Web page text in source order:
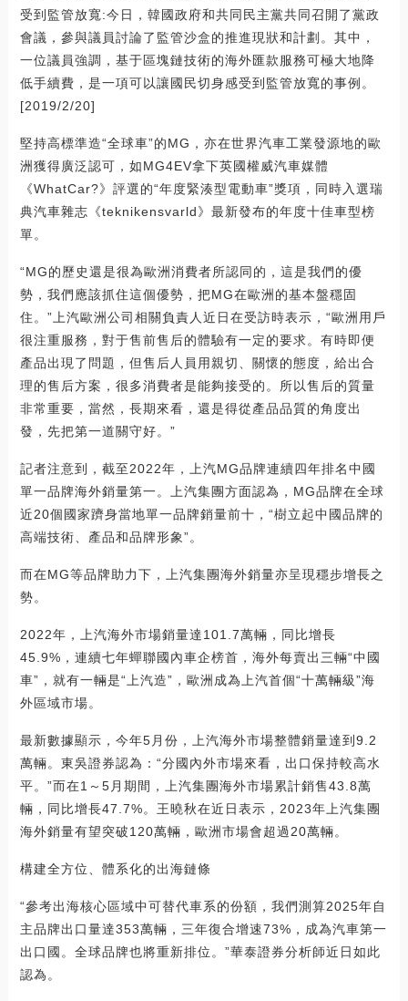
受到監管放寬:今日，韓國政府和共同民主黨共同召開了黨政
會議，參與議員討論了監管沙盒的推進現狀和計劃。其中，
一位議員強調，基于區塊鏈技術的海外匯款服務可極大地降
低手續費，是一項可以讓國民切身感受到監管放寬的事例。
[2019/2/20]
堅持高標準造“全球車”的MG，亦在世界汽車工業發源地的歐
洲獲得廣泛認可，如MG4EV拿下英國權威汽車媒體
《WhatCar?》評選的“年度緊湊型電動車”獎項，同時入選瑞
典汽車雜志《teknikensvarld》最新發布的年度十佳車型榜
單。
“MG的歷史還是很為歐洲消費者所認同的，這是我們的優
勢，我們應該抓住這個優勢，把MG在歐洲的基本盤穩固
住。”上汽歐洲公司相關負責人近日在受訪時表示，“歐洲用戶
很注重服務，對于售前售后的體驗有一定的要求。有時即便
產品出現了問題，但售后人員用親切、關懷的態度，給出合
理的售后方案，很多消費者是能夠接受的。所以售后的質量
非常重要，當然，長期來看，還是得從產品品質的角度出
發，先把第一道關守好。”
記者注意到，截至2022年，上汽MG品牌連續四年排名中國
單一品牌海外銷量第一。上汽集團方面認為，MG品牌在全球
近20個國家躋身當地單一品牌銷量前十，“樹立起中國品牌的
高端技術、產品和品牌形象”。
而在MG等品牌助力下，上汽集團海外銷量亦呈現穩步增長之
勢。
2022年，上汽海外市場銷量達101.7萬輛，同比增長
45.9%，連續七年蟬聯國內車企榜首，海外每賣出三輛“中國
車”，就有一輛是“上汽造”，歐洲成為上汽首個“十萬輛級”海
外區域市場。
最新數據顯示，今年5月份，上汽海外市場整體銷量達到9.2
萬輛。東吳證券認為：“分國內外市場來看，出口保持較高水
平。”而在1～5月期間，上汽集團海外市場累計銷售43.8萬
輛，同比增長47.7%。王曉秋在近日表示，2023年上汽集團
海外銷量有望突破120萬輛，歐洲市場會超過20萬輛。
構建全方位、體系化的出海鏈條
“參考出海核心區域中可替代車系的份額，我們測算2025年自
主品牌出口量達353萬輛，三年復合增速73%，成為汽車第一
出口國。全球品牌也將重新排位。”華泰證券分析師近日如此
認為。